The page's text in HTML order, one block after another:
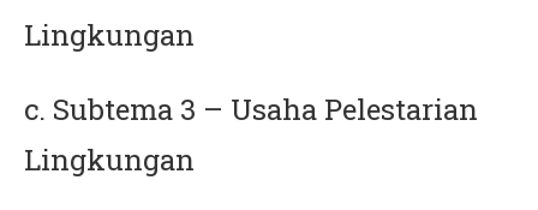
Lingkungan
c. Subtema 3 – Usaha Pelestarian
Lingkungan